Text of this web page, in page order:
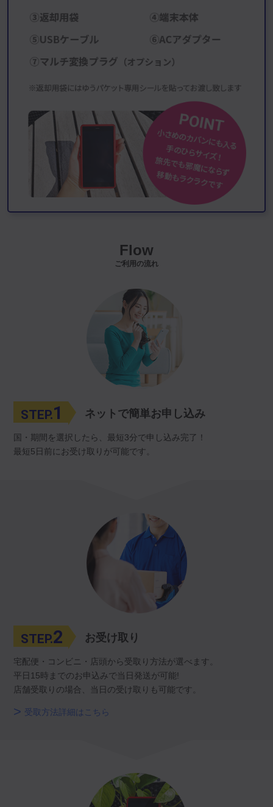
Flow
ご利用の流れ
STEP.1 ネットで簡単お申し込み
国・期間を選択したら、最短3分で申し込み完了！
最短5日前にお受け取りが可能です。
STEP.2 お受け取り
宅配便・コンビニ・店頭から受取り方法が選べます。
平日15時までのお申込みで当日発送が可能!
店舗受取りの場合、当日の受け取りも可能です。
受取方法詳細はこちら